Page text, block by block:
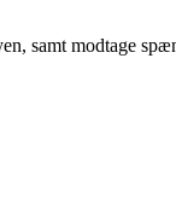
samt modtage